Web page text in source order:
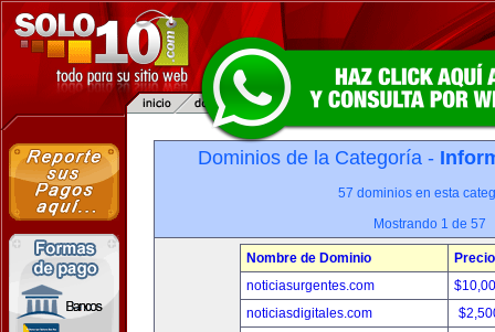
Dominios de la Categoría -
57 dominios en esta
Mostrando 1 de 57
Nombre de Dominio
Precio
noticiasurgentes.com
noticiasdigitales.com